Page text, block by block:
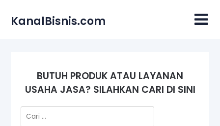
content
KanalBisnis.com
BUTUH PRODUK ATAU LAYANAN
USAHA JASA? SILAHKAN CARI DI SINI
Cari
untuk: